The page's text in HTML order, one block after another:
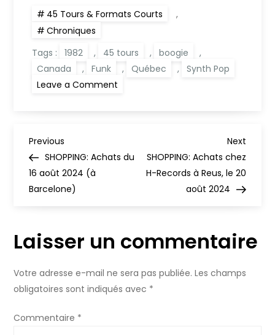
45 Tours & Formats Courts
,
Chroniques
Tags :
1982 , 45 tours , boogie
,
Canada
, Funk , Québec ,
Synth Pop
Leave a Comment
1982)
N
a
i
a
t
Previous
Post
Previous
SHOPPING: Achats du
16 août 2024 (à
Barcelone)
Next
Post
Next
SHOPPING: Achats chez
H-Records à Reus, le 20
août 2024
Laisser un commentaire
Votre adresse e-mail ne sera pas publiée. Les champs
obligatoires sont indiqués avec *
Commentaire *